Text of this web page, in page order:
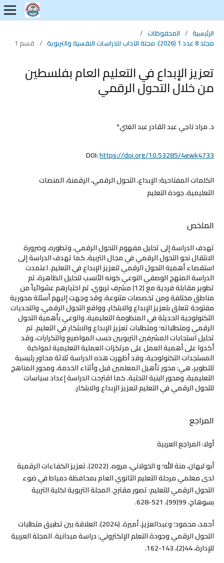
الرئيسية / المحفوظات /
مجلد 8 عدد 1 (2026): مجلة الآداب للدراسات النفسية والتربوية
/ قسم 1
تعزيز الإبداع في التعليم العام بفلسطين
من خلال التحول الرقمي
د. مراد ناجي عبد القادر عبد الغني*
DOI:https://doi.org/10.53285/4ewk4733
الكلمات المفتاحية:الإبداع، التحول الرقمي، الرقمنة، المنصات
التعليمية، جودة التعليم
الملخص
تهدف الدراسة إلى تحليل مفهوم التحول الرقمي، وتطوره، وضرورة
الانتقال نحو التحول الرقمي في مجال التربية، كما تهدف الدراسة إلى
استقصاء أهمية التحول الرقمي لتعزيز الإبداع في التعليم. اعتمدت
الدراسة المنهج الوصفي النوعي كونه الأنسب لتحليل الظاهرة، تم
تطوير مقابلة فردية مع (12) مشرف تربوي، تم اختيارهم عشوائياً من
مناطق مختلفة ومن تخصصات متنوعة، وقد وجهت إليهم أسئلة محورية
مفتوحة تتعلق بتعزيز الإبداع والابتكار، وواقع التحول الرقمي، والتحديات
التكنولوجية الحديثة في المنظومة التعليمية، والوعي بأهمية التحول
الرقمي ومتطلباته؛ ومتطلبات تعزيز الإبداع والابتكار في التعليم. تم
تحليل استجابات المشرفين التربويين حسب المواضيع والتكرارات، وقد
أكدوا على أهمية العمل على مرتكزات العملية التعليمية لمواكبة
المستجدات التكنولوجية، وقد أظهرت هذه الدراسة ثلاثة محاور رئيسية
للتطوير، هي: محور تأهيل المعلمين قبل وأثناء الخدمة، ومحور المناهج
التعليمية، ومحور البنية التحتية، كما اقترحت الدراسة إعداد سياسات
للتحول الرقمي في التعليم لتعزيز الإبداع والابتكار.
المراجع
أولا: المراجع العربية
أبو لبهان، منة الله؛ و الخولاني، مروه. (2022). تعزيز الكفاءات الرقمية
لدى معلمي مرحلة التعليم الثانوي العام بمحافظة دمياط في ضوء
التحول الرقمي للتعليم: تصور مقترح. المجلة التربوية لکلية التربية
بسوهاج، 99(99)، 521-628.‎
أحمد، محمود؛ وعبدالعزيز، أميرة. (2024). العلاقة بين تطبيق متطلبات
التحول الرقمي وجودة التعلم الإلكتروني: دراسة ميدانية. المجلة العربية
للإدارة، 44(2)، 143-162.‎